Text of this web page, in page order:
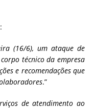
(16/6), um ataque de
técnico da empresa
e recomendações que
.”
de atendimento ao